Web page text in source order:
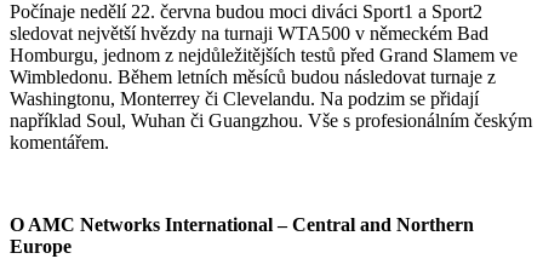
Počínaje nedělí 22. června budou moci diváci Sport1 a Sport2
sledovat největší hvězdy na turnaji WTA500 v německém Bad
Homburgu, jednom z nejdůležitějších testů před Grand Slamem ve
Wimbledonu. Během letních měsíců budou následovat turnaje z
Washingtonu, Monterrey či Clevelandu. Na podzim se přidají
například Soul, Wuhan či Guangzhou. Vše s profesionálním českým
komentářem.
O AMC Networks International – Central and Northern
Europe